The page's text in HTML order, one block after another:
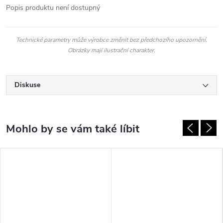
Popis produktu není dostupný
Technické parametry může výrobce změnit bez předchozího upozornění.
Obrázky mají ilustrační charakter.
Diskuse